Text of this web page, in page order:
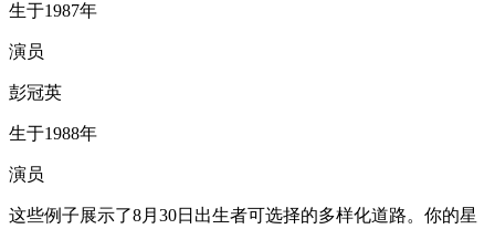
生于1987年
演员
彭冠英
生于1988年
演员
这些例子展示了8月30日出生者可选择的多样化道路。你的星